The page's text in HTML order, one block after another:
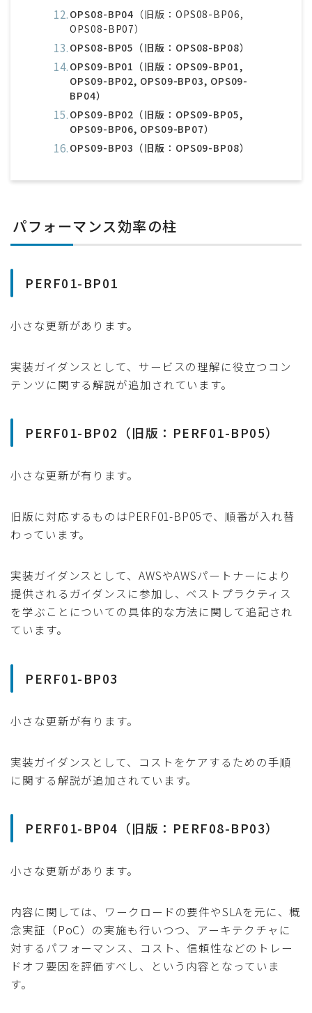
OPS08-BP04 （旧版：OPS08-BP06,
OPS08-BP07）
OPS08-BP05（旧版：OPS08-BP08）
OPS09-BP01（旧版：OPS09-BP01,
OPS09-BP02, OPS09-BP03, OPS09-
BP04）
OPS09-BP02（旧版：OPS09-BP05,
OPS09-BP06, OPS09-BP07）
OPS09-BP03（旧版：OPS09-BP08）
パフォーマンス効率の柱
PERF01-BP01
小さな更新があります。
実装ガイダンスとして、サービスの理解に役立つコン
テンツに関する解説が追加されています。
PERF01-BP02（旧版：PERF01-BP05）
小さな更新が有ります。
旧版に対応するものはPERF01-BP05で、順番が入れ替
わっています。
実装ガイダンスとして、AWSやAWSパートナーにより
提供されるガイダンスに参加し、ベストプラクティス
を学ぶことについての具体的な方法に関して追記され
ています。
PERF01-BP03
小さな更新が有ります。
実装ガイダンスとして、コストをケアするための手順
に関する解説が追加されています。
PERF01-BP04（旧版：PERF08-BP03）
小さな更新があります。
内容に関しては、ワークロードの要件やSLAを元に、概
念実証（PoC）の実施も行いつつ、アーキテクチャに
対するパフォーマンス、コスト、信頼性などのトレー
ドオフ要因を評価すべし、という内容となっていま
す。